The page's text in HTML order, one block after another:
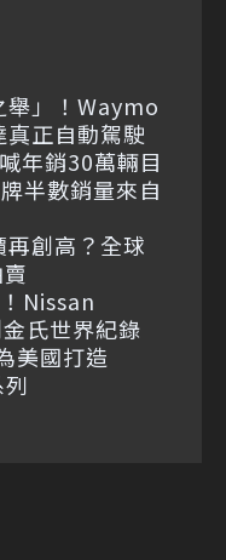
舉」！Waymo
正自動駕駛
年銷30萬輛目
半數銷量來自
創高？全球
Nissan
氏世界紀錄
美國打造